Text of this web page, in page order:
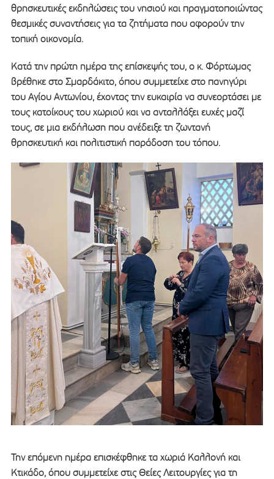
θρησκευτικές εκδηλώσεις του νησιού και πραγματοποιώντας
θεσμικές συναντήσεις για τα ζητήματα που αφορούν την
τοπική οικονομία.
Κατά την πρώτη ημέρα της επίσκεψής του, ο κ. Φόρτωμας
βρέθηκε στο Σμαρδάκιτο, όπου συμμετείχε στο πανηγύρι
του Αγίου Αντωνίου, έχοντας την ευκαιρία να συνεορτάσει με
τους κατοίκους του χωριού και να ανταλλάξει ευχές μαζί
τους, σε μια εκδήλωση που ανέδειξε τη ζωντανή
θρησκευτική και πολιτιστική παράδοση του τόπου.
Την επόμενη ημέρα επισκέφθηκε τα χωριά Καλλονή και
Κτικάδο, όπου συμμετείχε στις Θείες Λειτουργίες για τη